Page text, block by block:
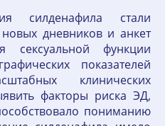
силденафила стали
дневников и анкет
сексуальной функции
показателей
клинических
факторы риска ЭД,
пониманию